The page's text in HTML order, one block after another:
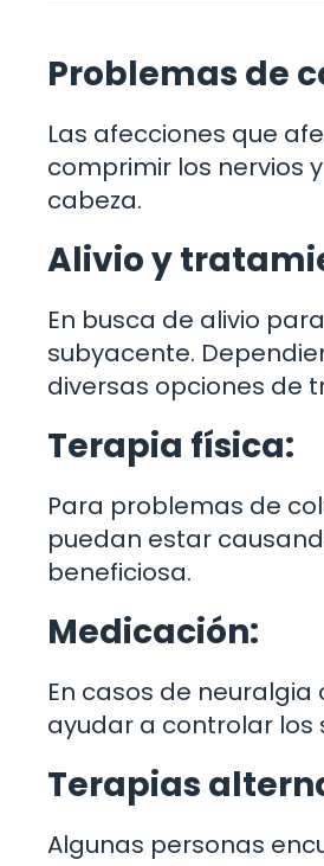
Problemas de
Las afecciones que
comprimir los nervios
cabeza.
Alivio y
En busca de alivio
subyacente.
diversas opciones de
Terapia física:
Para problemas de
puedan estar
beneficiosa.
Medicación:
En casos de
ayudar a controlar los
Terapias
Algunas personas